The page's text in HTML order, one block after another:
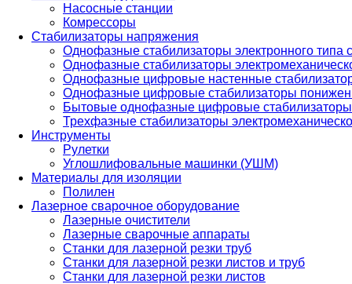
Насосные станции
Комрессоры
Стабилизаторы напряжения
Однофазные стабилизаторы электронного
Однофазные стабилизаторы
Однофазные цифровые настенные
Однофазные цифровые стабилизаторы
Бытовые однофазные цифровые стабилизаторы
Трехфазные стабилизаторы
Инструменты
Рулетки
Углошлифовальные машинки (УШМ)
Материалы для изоляции
Полилен
Лазерное сварочное оборудование
Лазерные очистители
Лазерные сварочные аппараты
Станки для лазерной резки труб
Станки для лазерной резки листов и труб
Станки для лазерной резки листов